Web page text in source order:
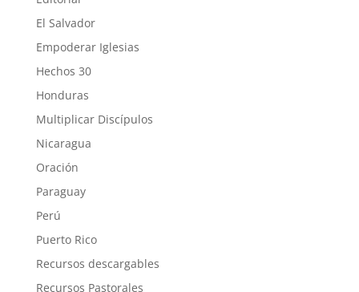
El Salvador
Empoderar Iglesias
Hechos 30
Honduras
Multiplicar Discípulos
Nicaragua
Oración
Paraguay
Perú
Puerto Rico
Recursos descargables
Recursos Pastorales